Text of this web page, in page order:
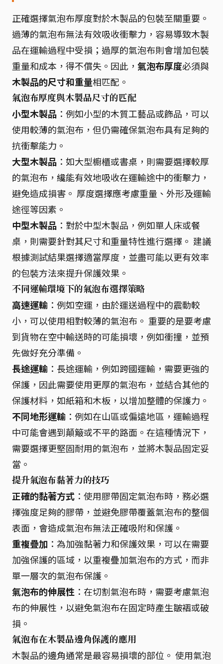
正確選擇氣泡布厚度對於木製品的包裝至關重要。
過薄的氣泡布無法有效吸收衝擊力，容易導致木製
品在運輸過程中受損；過厚的氣泡布則會增加包裝
重量和成本，得不償失。因此， 氣泡布厚度必須與
木製品的尺寸和重量相匹配。
氣泡布厚度與木製品尺寸的匹配
小型木製品 ：例如小型的木質工藝品或飾品，可以
使用較薄的氣泡布，但仍需確保氣泡布具有足夠的
抗衝擊能力。
大型木製品 ：如大型櫥櫃或書桌，則需要選擇較厚
的氣泡布，纔能有效地吸收在運輸途中的衝擊力，
避免造成損害。 厚度選擇應考慮重量、外形及運輸
途徑等因素。
中型木製品 ：對於中型木製品，例如單人床或餐
桌，則需要針對其尺寸和重量特性進行選擇。 建議
根據測試結果選擇適當厚度，並盡可能以更有效率
的包裝方法來提升保護效果。
不同運輸環境下的氣泡布選擇策略
高速運輸 ：例如空運，由於運送過程中的震動較
小，可以使用相對較薄的氣泡布。 重要的是要考慮
到貨物在空中輸送時的可能損壞，例如衝撞，並預
先做好充分準備。
長途運輸 ：長途運輸，例如跨國運輸，需要更強的
保護，因此需要使用更厚的氣泡布，並結合其他的
保護材料，如紙箱和木板，以增加整體的保護力。
不同地形運輸 ：例如在山區或偏遠地區，運輸過程
中可能會遇到顛簸或不平的路面。在這種情況下，
需要選擇更堅固耐用的氣泡布，並將木製品固定妥
當。
提升氣泡布黏著力的技巧
正確的黏著方式 ：使用膠帶固定氣泡布時，務必選
擇強度足夠的膠帶，並避免膠帶覆蓋氣泡布的整個
表面，會造成氣泡布無法正確吸附和保護。
重複疊加 ：為加強黏著力和保護效果，可以在需要
加強保護的區域，以重複疊加氣泡布的方式，而非
單一層次的氣泡布保護。
氣泡布的伸展性 ：在切割氣泡布時，需要考慮氣泡
布的伸展性，以避免氣泡布在固定時產生皺褶或破
損。
氣泡布在木製品邊角保護的應用
木製品的邊角通常是最容易損壞的部位。 使用氣泡